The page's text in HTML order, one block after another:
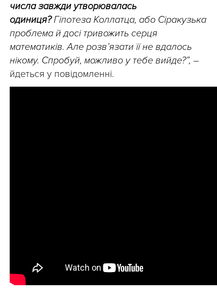
числа завжди утворювалась
одиниця? Гіпотеза Коллатца, або Сіракузька
проблема й досі тривожить серця
математиків. Але розв’язати її не вдалось
нікому. Спробуй, можливо у тебе вийде?”, –
йдеться у повідомленні.